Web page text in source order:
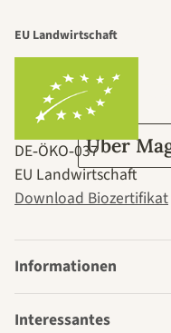
Über
EU Landwirtschaft
DE‑ÖKO‑037
EU Landwirtschaft
Download Biozertifikat
Informationen
Interessantes